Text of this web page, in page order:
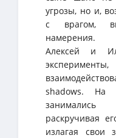
угрозы, но и,
с врагом,
намерения.
Алексей и
shadows. На
раскручивая
излагая